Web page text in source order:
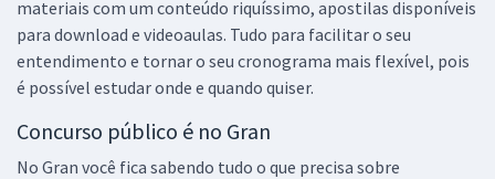
materiais com um conteúdo riquíssimo, apostilas disponíveis
para download e videoaulas. Tudo para facilitar o seu
entendimento e tornar o seu cronograma mais flexível, pois
é possível estudar onde e quando quiser.
Concurso público é no Gran
No Gran você fica sabendo tudo o que precisa sobre